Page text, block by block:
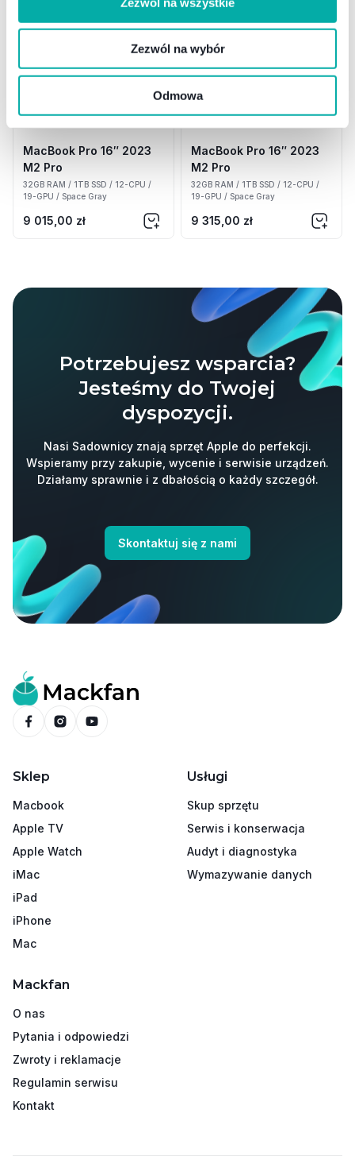
Zezwól na wybór
Odmowa
MacBook Pro 16″ 2023
M2 Pro
32GB RAM / 1TB SSD / 12-CPU /
19-GPU / Space Gray
9 015,00 zł
MacBook Pro 16″ 2023
M2 Pro
32GB RAM / 1TB SSD / 12-CPU /
19-GPU / Space Gray
9 315,00 zł
Potrzebujesz wsparcia?
Jesteśmy do Twojej
dyspozycji.
Nasi Sadownicy znają sprzęt Apple do perfekcji.
Wspieramy przy zakupie, wycenie i serwisie urządzeń.
Działamy sprawnie i z dbałością o każdy szczegół.
Skontaktuj się z nami
Sklep
Macbook
Apple TV
Apple Watch
iMac
iPad
iPhone
Mac
Usługi
Skup sprzętu
Serwis i konserwacja
Audyt i diagnostyka
Wymazywanie danych
Mackfan
O nas
Pytania i odpowiedzi
Zwroty i reklamacje
Regulamin serwisu
Kontakt